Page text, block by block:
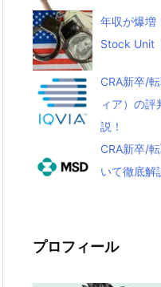
年収が爆増
Stock Unit
CRA新卒/
ィア）の
説！
CRA新卒/
いて徹底解
プロフィール